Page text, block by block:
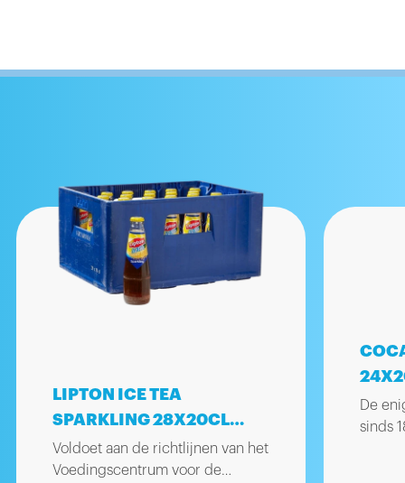
LIPTON ICE TEA
SPARKLING 28X20CL
FLES
Voldoet aan de richtlijnen van het
Voedingscentrum voor de
De
sinds